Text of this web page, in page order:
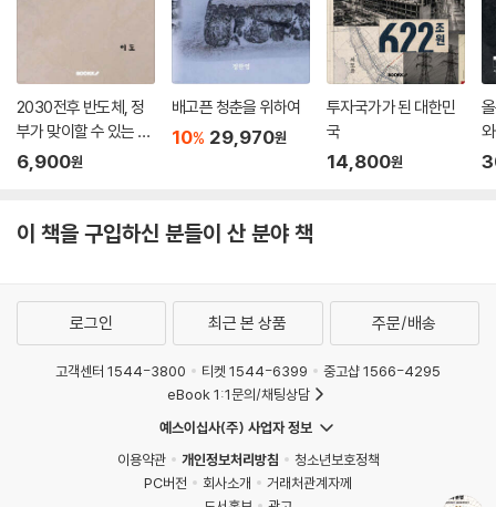
모든 소득을 다 생산적으로 벌어들인 것이라는 이러한 주장은 오늘날의 국
민소득생산계정을 만들어낸 지대 수취자에게 우호적인 경제학의 창설 신
화다. 불로소득으로서의 경제적 지대 개념을 무시한다면 착취를 측정할 방
법이 사라진다. 따라서 고전경제학이 옹호한 개혁의 필요성도 사라진다.
금융 부문과 지대 수취자가 생산에 관여한다는 주장은 기본적인 생산 기술
과 융합된다. 클라크와 그를 뒤이은 자유시장 경제학자들에게, ‘시장’은 이
수취자의 특권일지라도 자본으로 여겨진다.
미국은 타국에게 자신들의 일에 간섭하지 말라고 주장하지만, 미국 외교관
들은 자신들이 ‘예외적 국가’로서 타국의 정책을 좌우할 권리를 가져야 한
다고 억지를 부린다. 선거로 합법적으로 선출된 자라도 미국의 신냉전 목
적에 보탬이 되지 않는 정치적, 경제적 정책을 옹호하는 지도자는 제거하
겠다는 것이다. 미국은 어떤 무역협정에서든 순이익을 거두어야 한다는 주
장도 예외적이다(트럼프 전 대통령이 아주 당당하게 밝혔다). 이러한 단극
급과 약탈적인 고리대금으로부터 경제를 해방”하려던 고전파 경제학자들
의 역사적 과제를 이용하는 것이다. 그는 19세기에 마르크스와 다른 고전
파 경제학자들이 분석한 산업자본주의가 어떻게 부채와 지대 수취에 입각
한 금융자본주의로 변했는지 설명한다.
인류는 현재 두 가지 갈림길에 놓여 있다. 1퍼센트의 부자들만을 위한 금융
자본주의의 길을 계속 갈 것인가, 아니면 99퍼센트 시민들의 삶 향상을 위
하려면, 인류가 미래를 잃지 않으려면 어느 쪽을 선택해야 할지 분명하다.
금융의 작동 원리에 관하여
주의의 목표가 실현되지 못하고 금융자본주의가 대신 출현한 과정을 설명
· 2장은 금융자본주의가 고전경제학과 자유시장 개념을 뒷받침하는 도덕
철학을 어떻게 뒤집었는지 살핀다. 그 결과 주류 경제 이데올로기는 금융
자본의 경제적, 정치적 지배를 종식시키기는커녕 지대 수취자를 보호하고
2030전후 반도체, 정
부가 맞이할 수 있는 시
나리오
6,900원
배고픈 청춘을 위하여
10% 29,970원
투자국가가 된 대한민
국
14,800원
이 책을 구입하신 분들이 산 분야 책
로그인 최근 본 상품 주문/배송
고객센터 1544-3800 티켓 1544-6399
중고샵 1566-4295
eBook 1:1문의/채팅상담
예스이십사(주) 사업자 정보
이용약관
개인정보처리방침
청소년보호정책
PC버전
회사소개
거래처관계자께